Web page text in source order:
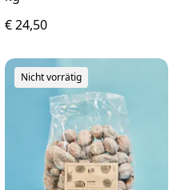
€ 24,50
Nicht vorrätig